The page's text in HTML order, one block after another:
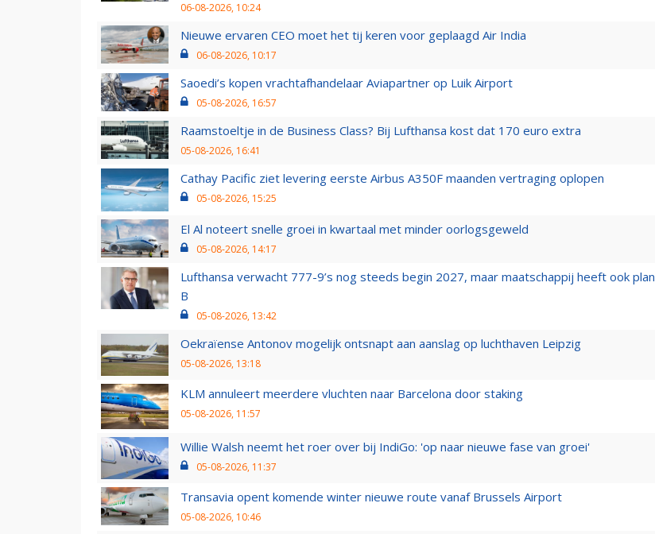
06-08-2026, 10:24
Nieuwe ervaren CEO moet het tij keren voor geplaagd Air India
06-08-2026, 10:17
Saoedi’s kopen vrachtafhandelaar Aviapartner op Luik Airport
05-08-2026, 16:57
Raamstoeltje in de Business Class? Bij Lufthansa kost dat 170 euro extra
05-08-2026, 16:41
Cathay Pacific ziet levering eerste Airbus A350F maanden vertraging oplopen
05-08-2026, 15:25
El Al noteert snelle groei in kwartaal met minder oorlogsgeweld
05-08-2026, 14:17
Lufthansa verwacht 777-9’s nog steeds begin 2027, maar maatschappij heeft ook plan
B
05-08-2026, 13:42
Oekraïense Antonov mogelijk ontsnapt aan aanslag op luchthaven Leipzig
05-08-2026, 13:18
KLM annuleert meerdere vluchten naar Barcelona door staking
05-08-2026, 11:57
Willie Walsh neemt het roer over bij IndiGo: 'op naar nieuwe fase van groei'
05-08-2026, 11:37
Transavia opent komende winter nieuwe route vanaf Brussels Airport
05-08-2026, 10:46